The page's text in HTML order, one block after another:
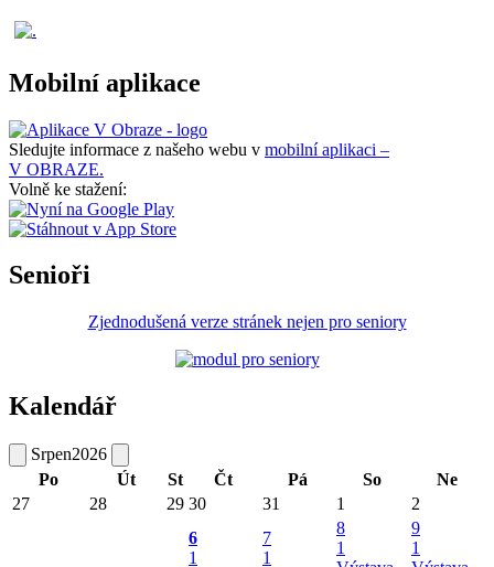
Mobilní aplikace
Sledujte informace z našeho webu v mobilní aplikaci –
V OBRAZE.
Volně ke stažení:
Senioři
Zjednodušená verze stránek nejen pro seniory
Kalendář
Srpen2026
Po
Út St Čt Pá So
Ne
27
28 29 30 31 1 2
6
1
7
1
8
1
9
1